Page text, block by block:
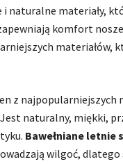
i naturalne materiały,
komfort
materiałów,
z najpopularniejszych
naturalny, miękki,
Bawełniane letnie
wilgoć, dlatego